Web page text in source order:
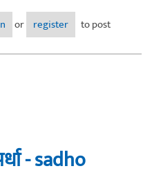
or register
to post
- sadho